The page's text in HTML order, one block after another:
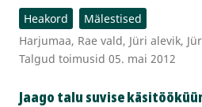
Heakord
Mälestised
Harjumaa, Rae vald, Jüri alevik,
Talgud toimusid 05. mai 2012
Jaago talu suvise